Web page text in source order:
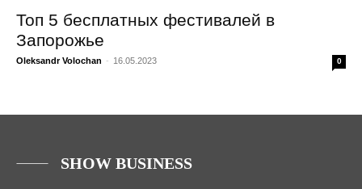
Топ 5 бесплатных фестивалей в
Запорожье
Oleksandr Volochan - 16.05.2023 0
SHOW BUSINESS